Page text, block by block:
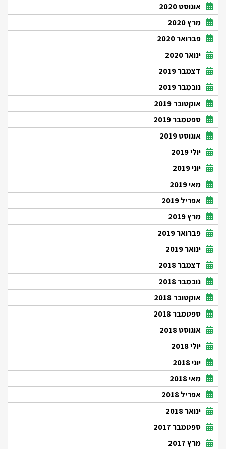
אוגוסט 2020
מרץ 2020
פברואר 2020
ינואר 2020
דצמבר 2019
נובמבר 2019
אוקטובר 2019
ספטמבר 2019
אוגוסט 2019
יולי 2019
יוני 2019
מאי 2019
אפריל 2019
מרץ 2019
פברואר 2019
ינואר 2019
דצמבר 2018
נובמבר 2018
אוקטובר 2018
ספטמבר 2018
אוגוסט 2018
יולי 2018
יוני 2018
מאי 2018
אפריל 2018
ינואר 2018
ספטמבר 2017
מרץ 2017